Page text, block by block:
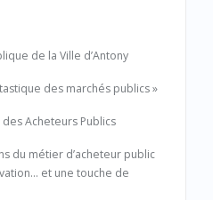
de la Ville d’Antony
des marchés publics »
Acheteurs Publics
du métier d’acheteur public
et une touche de